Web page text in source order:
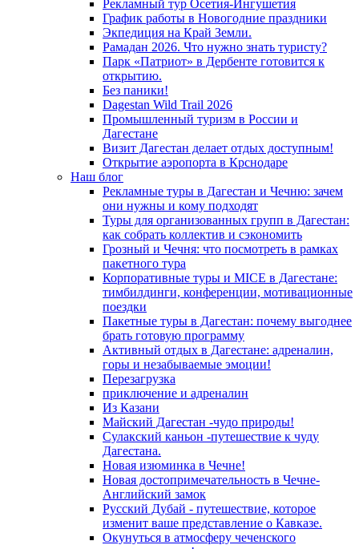
Рекламный тур Осетия-Ингушетия
График работы в Новогодние праздники
Экпедиция на Край Земли.
Рамадан 2026. Что нужно знать туристу?
Парк «Патриот» в Дербенте готовится к
открытию.
Без паники!
Dagestan Wild Trail 2026
Промышленный туризм в России и
Дагестане
Визит Дагестан делает отдых доступным!
Открытие аэропорта в Крснодаре
Наш блог
Рекламные туры в Дагестан и Чечню: зачем
они нужны и кому подходят
Туры для организованных групп в Дагестан:
как собрать коллектив и сэкономить
Грозный и Чечня: что посмотреть в рамках
пакетного тура
Корпоративные туры и MICE в Дагестане:
тимбилдинги, конференции, мотивационные
поездки
Пакетные туры в Дагестан: почему выгоднее
брать готовую программу
Активный отдых в Дагестане: адреналин,
горы и незабываемые эмоции!
Перезагрузка
приключение и адреналин
Из Казани
Майский Дагестан -чудо природы!
Сулакский каньон -путешествие к чуду
Дагестана.
Новая изюминка в Чечне!
Новая достопримечательность в Чечне-
Английский замок
Русский Дубай - путешествие, которое
изменит ваше представление о Кавказе.
Окунуться в атмосферу чеченского